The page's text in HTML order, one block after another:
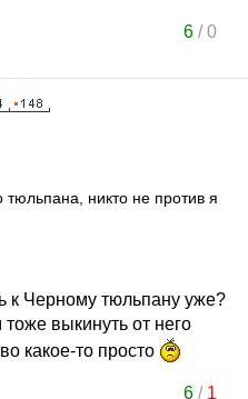
6/0
никто не против я
к Черному тюльпану уже?
выкинуть от него
какое-то просто
6/ 1